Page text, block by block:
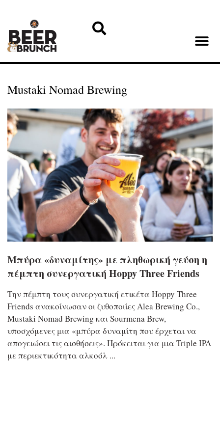
Mustaki Nomad Brewing
Μπύρα «δυναμίτης» με πληθωρική γεύση η
πέμπτη συνεργατική Hoppy Three Friends
Την πέμπτη τους συνεργατική ετικέτα Hoppy Three
Friends ανακοίνωσαν οι ζυθοποιίες Alea Brewing Co.,
Mustaki Nomad Brewing και Sourmena Brew,
υποσχόμενες μια «μπύρα δυναμίτη που έρχεται να
απογειώσει τις αισθήσεις». Πρόκειται για μια Triple IPA
με περιεκτικότητα αλκοόλ ...